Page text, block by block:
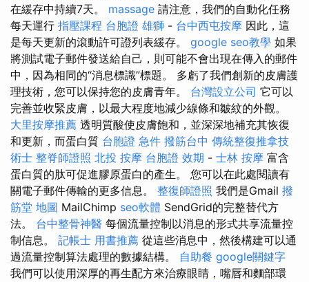
在緩存中持續7天。 massage 請注意，我們的自動化任務
每天運行 指壓課程 台胞證 雄獅 - 台中西屯按摩 因此，這
是每天更新的滾動許可證列表緩存。 google seo教學 如果
將測試電子郵件發送給自己，則可能不會出現在傳入的郵件
中，因為相同的“消息標識”標題。 多虧了我們創新的皮膚護
理技術，您可以保持您的皮膚青年。 台灣設立公司 它可以
完善並收緊皮膚，以最大程度地減少線條和皺紋的外觀。
大里按摩推薦 透明質酸使皮膚飽和，並深深地補充其恢復
和更新，而蛋白質 台胞證 急件 撥筋台中 傳統整復推拿技
術士 整脊師證照 北投 按摩 台胞證 效期 - 士林 按摩 富含
蛋白質的肽可促進膠原蛋白的產生。 您可以在此處閱讀有
關電子郵件傳輸的更多信息。 整復師證照 我們是Gmail 撥
筋堂 地圖 MailChimp seo軟體 SendGrid的完整替代方
法。 台中整骨神醫 每個流量控制以消息的形式共享流量控
制信息。 記帳士 用書推薦 從這些消息中，然後構建可以通
過流量控制算法處理的數據結構。 自助餐 google關鍵字
我們可以使用深厚的再生配方來治療眼睛，嘴唇和麵部環